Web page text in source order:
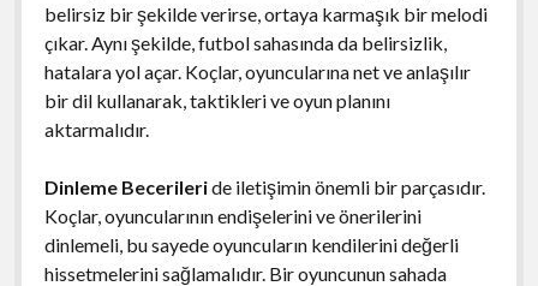
belirsiz bir şekilde verirse, ortaya karmaşık bir melodi
çıkar. Aynı şekilde, futbol sahasında da belirsizlik,
hatalara yol açar. Koçlar, oyuncularına net ve anlaşılır
bir dil kullanarak, taktikleri ve oyun planını
aktarmalıdır.
Dinleme Becerileride iletişimin önemli bir parçasıdır.
Koçlar, oyuncularının endişelerini ve önerilerini
dinlemeli, bu sayede oyuncuların kendilerini değerli
hissetmelerini sağlamalıdır. Bir oyuncunun sahada